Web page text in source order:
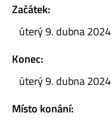
Začátek:
úterý 9. dubna
Konec:
úterý 9. dubna
Místo konání: